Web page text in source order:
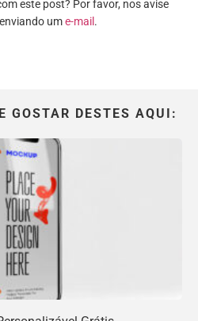
este post? Por favor, nos avise
ume-mail .
GOSTAR DESTES AQUI: